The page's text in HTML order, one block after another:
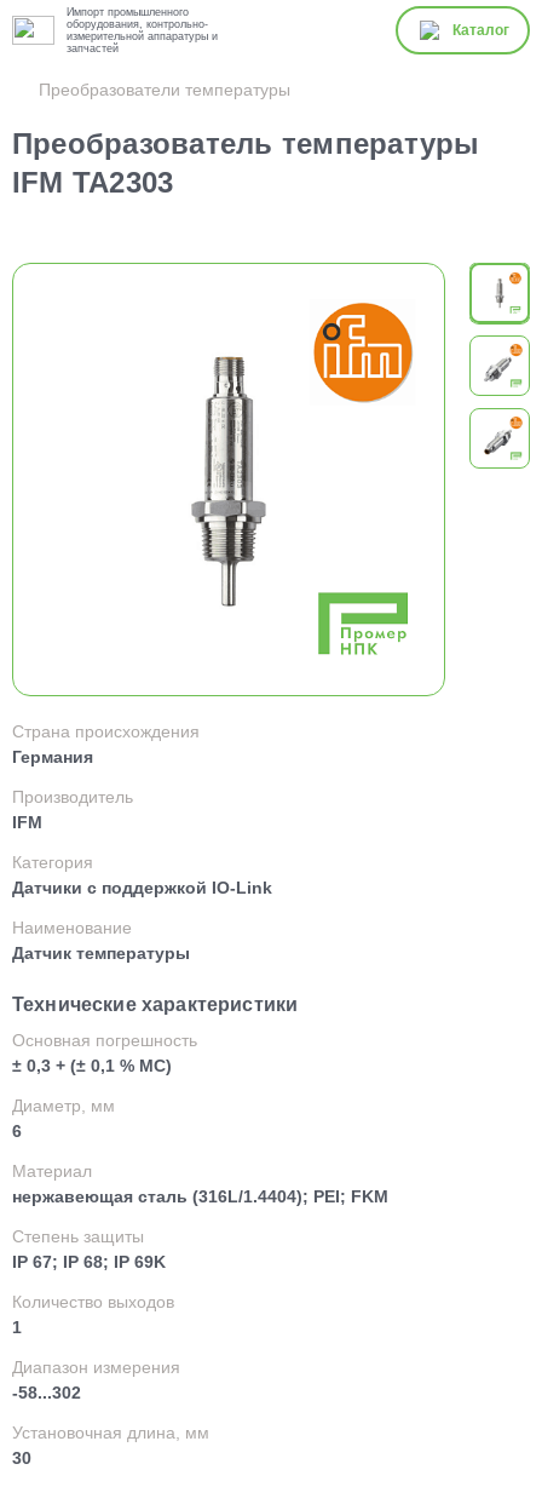
Импорт промышленного
оборудования, контрольно-
измерительной аппаратуры и
запчастей
Каталог
Преобразователи температуры
Преобразователь температуры
IFM TA2303
Страна происхождения
Германия
Производитель
IFM
Категория
Датчики с поддержкой IO-Link
Наименование
Датчик температуры
Технические характеристики
Основная погрешность
± 0,3 + (± 0,1 % МС)
Диаметр, мм
6
Материал
нержавеющая сталь (316L/1.4404); PEI; FKM
Степень защиты
IP 67; IP 68; IP 69K
Количество выходов
1
Диапазон измерения
-58...302
Установочная длина, мм
30